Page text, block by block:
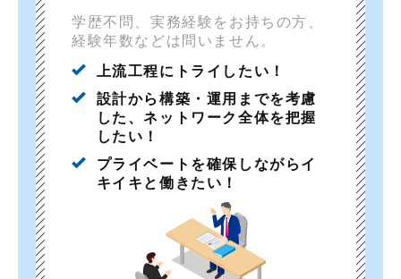
学歴不問、実務経験をお持ちの方、
経験年数などは問いません。
上流工程にトライしたい！
設計から構築・運用までを考慮
した、ネットワーク全体を把握
したい！
プライベートを確保しながらイ
キイキと働きたい！